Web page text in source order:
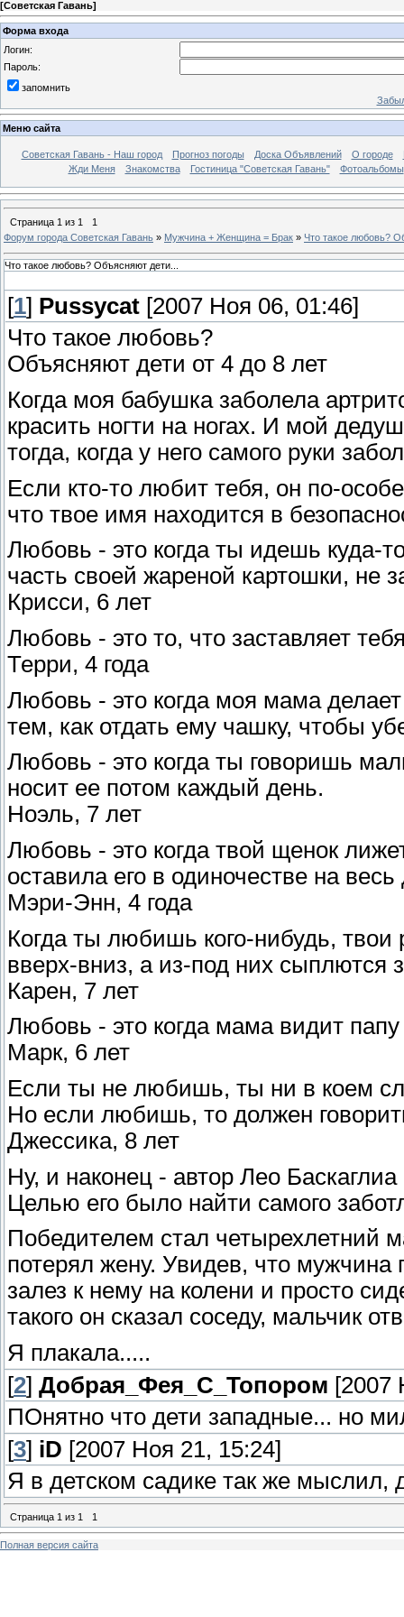
[Советская Гавань]
Форма входа
Логин:
Пароль:
запомнить
Меню сайта
Советская Гавань - Наш город Прогноз погоды Доска Объявлений О городе
Жди Меня
Знакомства Гостиница "Советская Гавань" Фотоальбомы
Страница 1 из 1
1
Форум города Советская Гавань » Мужчина + Женщина = Брак » Что такое любовь?
Что такое любовь? Объясняют дети...
[1] Pussycat [2007 Ноя 06, 01:46]
Что такое любовь?
Объясняют дети от 4 до 8 лет
Когда моя бабушка заболела
красить ногти на ногах. И мой
тогда, когда у него самого руки
Если кто-то любит тебя, он по-
что твое имя находится в
Любовь - это когда ты идешь куда-
часть своей жареной картошки, не
Крисси, 6 лет
Любовь - это то, что заставляет
Терри, 4 года
Любовь - это когда моя мама
тем, как отдать ему чашку, чтобы
Любовь - это когда ты говоришь
носит ее потом каждый день.
Ноэль, 7 лет
Любовь - это когда твой щенок
оставила его в одиночестве на весь
Мэри-Энн, 4 года
Когда ты любишь кого-нибудь,
вверх-вниз, а из-под них сыплются
Карен, 7 лет
Любовь - это когда мама видит
Марк, 6 лет
Если ты не любишь, ты ни в коем
Но если любишь, то должен
Джессика, 8 лет
Ну, и наконец - автор Лео
Целью его было найти самого
Победителем стал четырехлетний
потерял жену. Увидев, что мужчина
залез к нему на колени и просто
такого он сказал соседу, мальчик
Я плакала.....
[2] Добрая_Фея_С_Топором [2007
ПОнятно что дети западные... но
[3] iD [2007 Ноя 21, 15:24]
Я в детском садике так же мыслил,
Страница 1 из 1 1
Полная версия сайта